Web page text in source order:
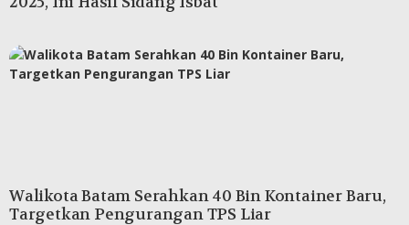
Walikota Batam Serahkan 40 Bin Kontainer Baru,
Targetkan Pengurangan TPS Liar